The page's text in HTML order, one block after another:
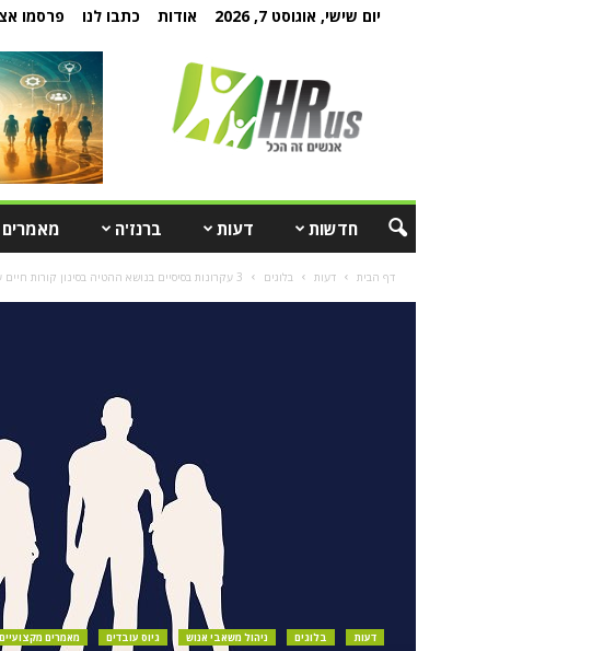
יום שישי, אוגוסט 7, 2026 אודות כתבו לנו פרסמו
חדשות דעות ברנז'ה מאמרים
דף הבית דעות בלוגים 3 עקרונות בסיסיים בנושא ההטיה בסינון קורות חיים ע"י AI ואיך להפחיתה
דעות בלוגים ניהול משאבי אנוש גיוס עובדים מאמרים מקצועיים